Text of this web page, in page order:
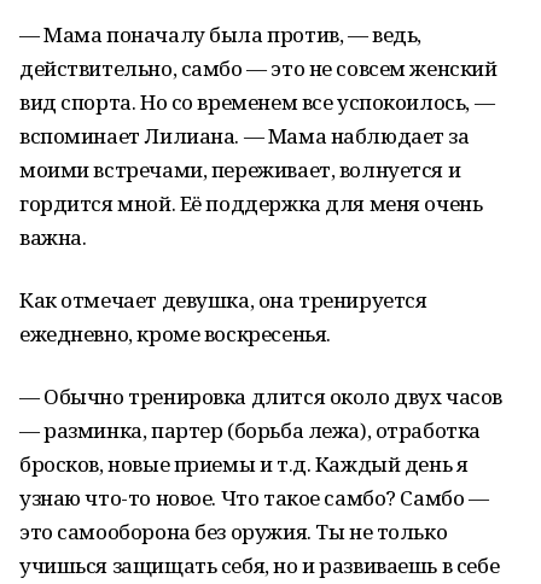
— Мама поначалу была против, — ведь,
действительно, самбо — это не совсем женский
вид спорта. Но со временем все успокоилось, —
вспоминает Лилиана. — Мама наблюдает за
моими встречами, переживает, волнуется и
гордится мной. Её поддержка для меня очень
важна.
Как отмечает девушка, она тренируется
ежедневно, кроме воскресенья.
— Обычно тренировка длится около двух часов
— разминка, партер (борьба лежа), отработка
бросков, новые приемы и т.д. Каждый день я
узнаю что-то новое. Что такое самбо? Самбо —
это самооборона без оружия. Ты не только
учишься защищать себя, но и развиваешь в себе